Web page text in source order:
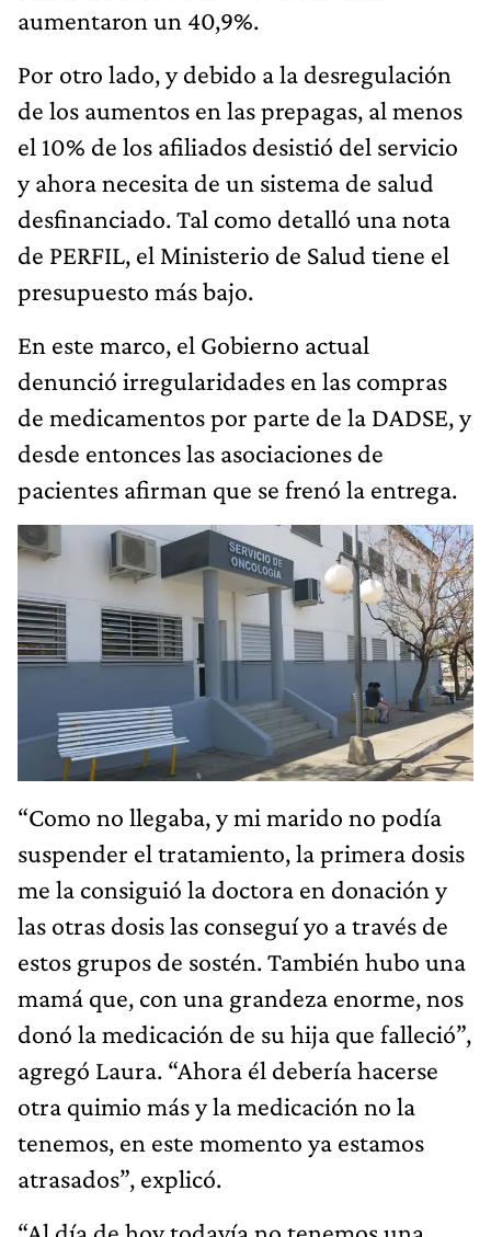
aumentaron un 40,9%.
Por otro lado, y debido a la desregulación
de los aumentos en las prepagas, al menos
el 10% de los afiliados desistió del servicio
y ahora necesita de un sistema de salud
desfinanciado. Tal como detalló una nota
de PERFIL, el Ministerio de Salud tiene el
presupuesto más bajo.
En este marco, el Gobierno actual
denunció irregularidades en las compras
de medicamentos por parte de la DADSE, y
desde entonces las asociaciones de
pacientes afirman que se frenó la entrega.
“Como no llegaba, y mi marido no podía
suspender el tratamiento, la primera dosis
me la consiguió la doctora en donación y
las otras dosis las conseguí yo a través de
estos grupos de sostén. También hubo una
mamá que, con una grandeza enorme, nos
donó la medicación de su hija que falleció”,
agregó Laura. “Ahora él debería hacerse
otra quimio más y la medicación no la
tenemos, en este momento ya estamos
atrasados”, explicó.